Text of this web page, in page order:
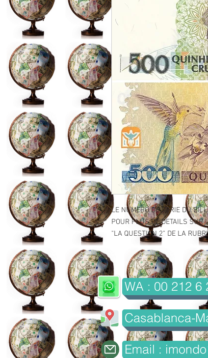
LE NUMERO DE SERIE DU
POUR PLUS DE DETAILS SUR
"LA QUESTION 2" DE LA
WA : 00 212 6
Casablanca-
Email :